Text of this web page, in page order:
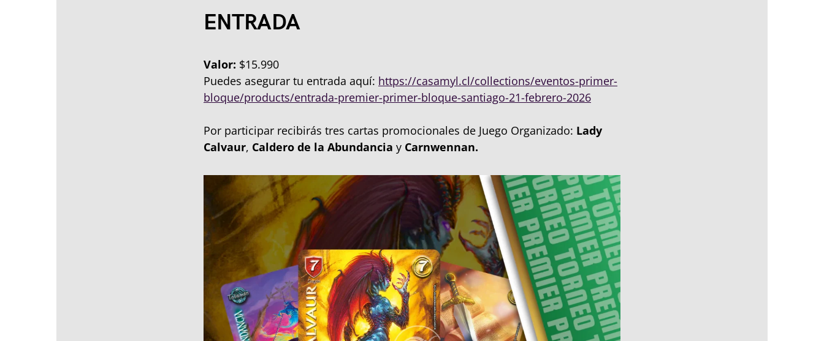
ENTRADA
Valor: $15.990
Puedes asegurar tu entrada aquí: https://casamyl.cl/collections/eventos-primer-
bloque/products/entrada-premier-primer-bloque-santiago-21-febrero-2026
Por participar recibirás tres cartas promocionales de Juego Organizado: Lady
Calvaur, Caldero de la Abundancia y Carnwennan.